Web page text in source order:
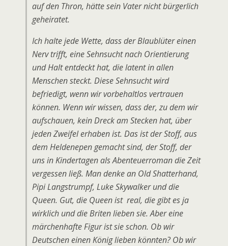
auf den Thron, hätte sein Vater nicht bürgerlich
geheiratet.
Ich halte jede Wette, dass der Blaublüter einen
Nerv trifft, eine Sehnsucht nach Orientierung
und Halt entdeckt hat, die latent in allen
Menschen steckt. Diese Sehnsucht wird
befriedigt, wenn wir vorbehaltlos vertrauen
können. Wenn wir wissen, dass der, zu dem wir
aufschauen, kein Dreck am Stecken hat, über
jeden Zweifel erhaben ist. Das ist der Stoff, aus
dem Heldenepen gemacht sind, der Stoff, der
uns in Kindertagen als Abenteuerroman die Zeit
vergessen ließ. Man denke an Old Shatterhand,
Pipi Langstrumpf, Luke Skywalker und die
Queen. Gut, die Queen ist real, die gibt es ja
wirklich und die Briten lieben sie. Aber eine
märchenhafte Figur ist sie schon. Ob wir
Deutschen einen König lieben könnten? Ob wir